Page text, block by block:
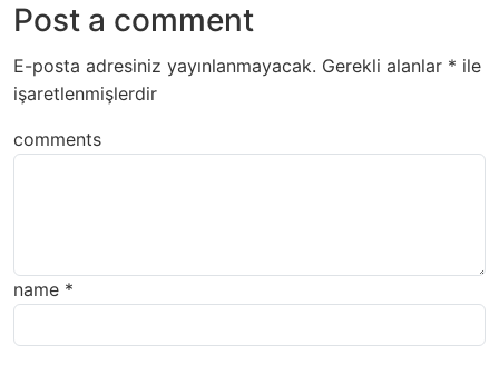
Post a comment
E-posta adresiniz yayınlanmayacak. Gerekli alanlar * ile
işaretlenmişlerdir
comments
name *